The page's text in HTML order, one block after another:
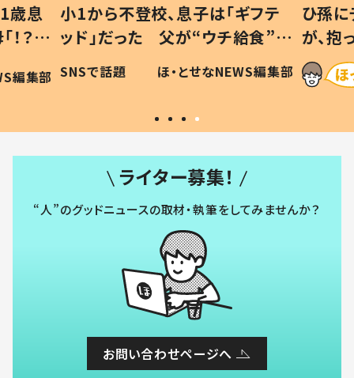
歳息
？」
編集部
小1から不登校、息子は「ギフテ
ッド」だった 父が“ウチ給食”を
作り続ける理由とは #令和の親
#令和の子
SNSで話題 ほ・とせなNEWS編集部
ひ孫
が、
「涙が
い」
ライター募集！
“人”のグッドニュースの取材・執筆をしてみませんか？
お問い合わせページへ